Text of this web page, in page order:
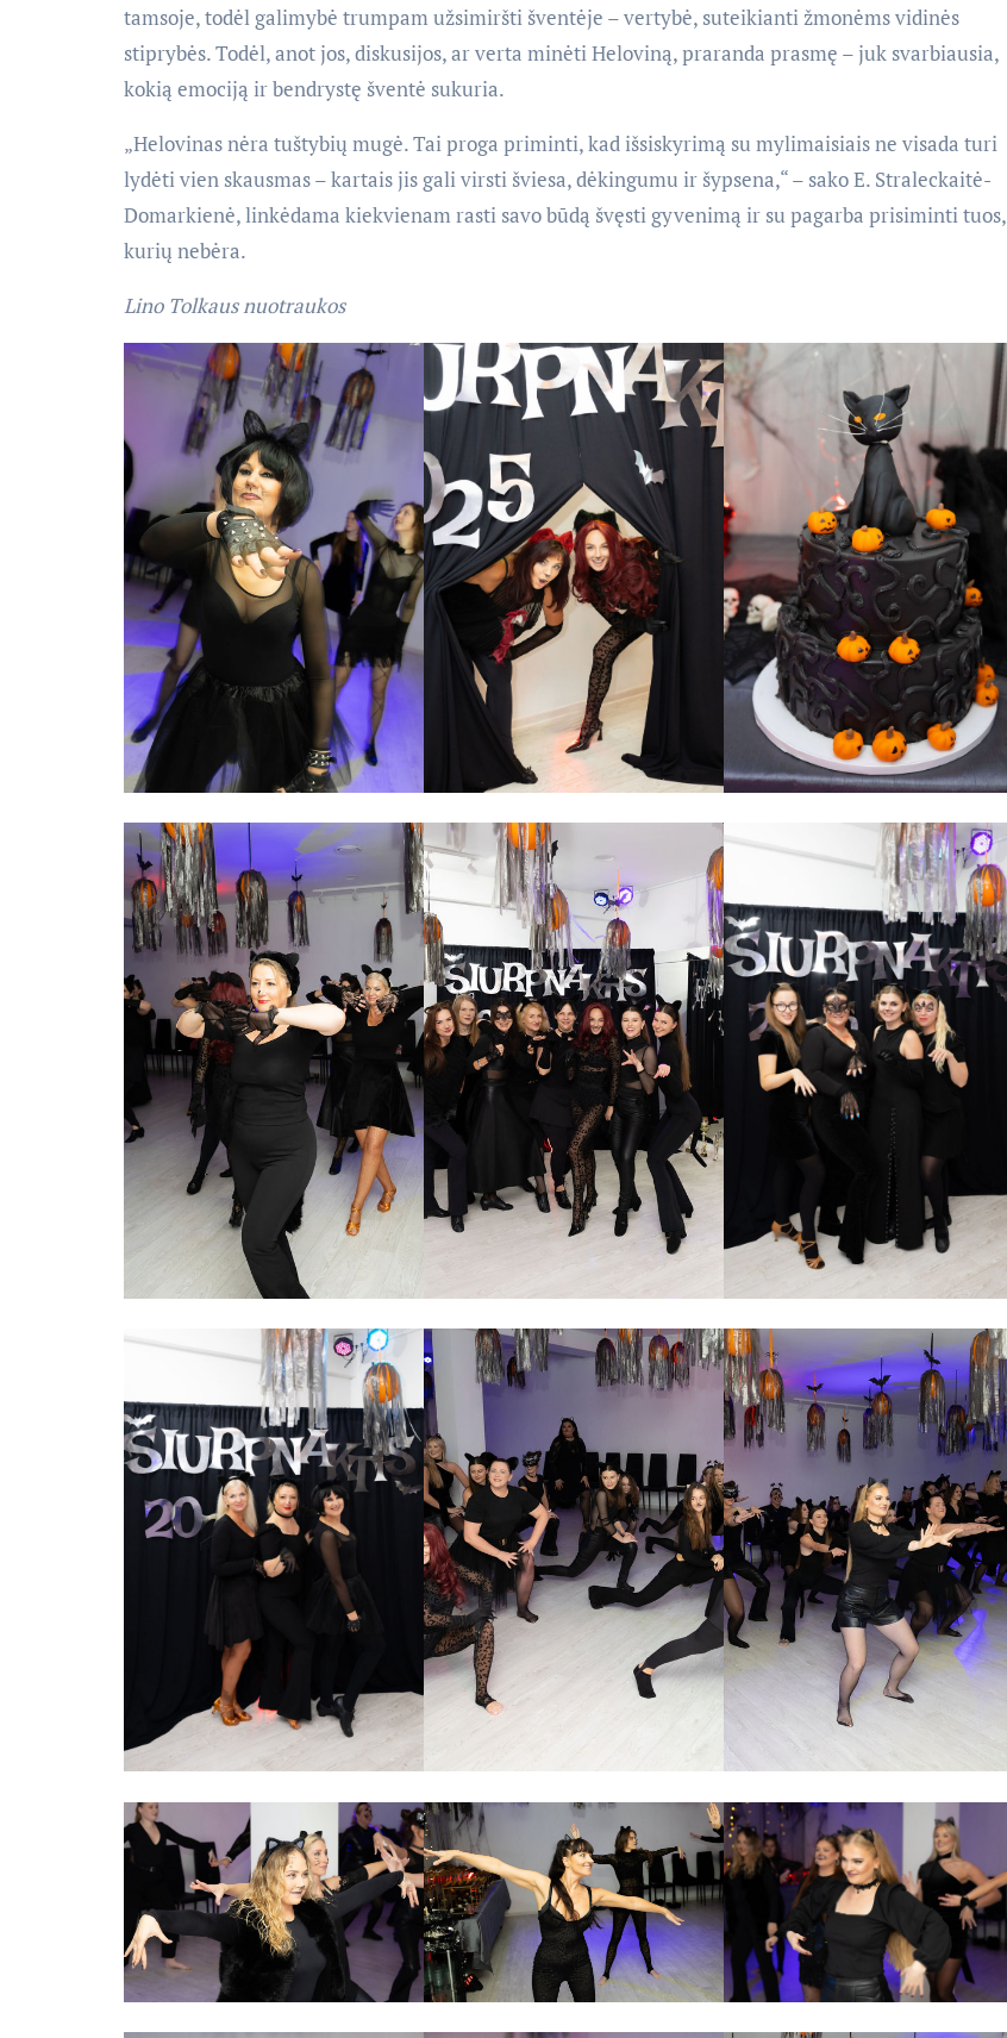
tamsoje, todėl galimybė trumpam užsimiršti šventėje – vertybė, suteikianti žmonėms vidinės
stiprybės. Todėl, anot jos, diskusijos, ar verta minėti Heloviną, praranda prasmę – juk svarbiausia,
kokią emociją ir bendrystę šventė sukuria.
„Helovinas nėra tuštybių mugė. Tai proga priminti, kad išsiskyrimą su mylimaisiais ne visada turi
lydėti vien skausmas – kartais jis gali virsti šviesa, dėkingumu ir šypsena,“ – sako E. Straleckaitė-
Domarkienė, linkėdama kiekvienam rasti savo būdą švęsti gyvenimą ir su pagarba prisiminti tuos,
kurių nebėra.
Lino Tolkaus nuotraukos